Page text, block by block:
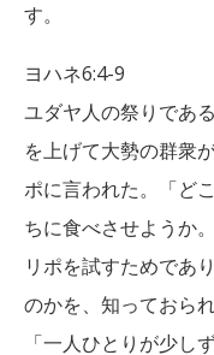
す。
ヨハネ6:4-9
ユダヤ人の祭りであ
を上げて大勢の群衆
ポに言われた。「ど
ちに食べさせようか
リポを試すためであ
のかを、知っておら
「一人ひとりが少し